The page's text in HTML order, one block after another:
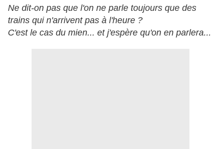
Ne dit-on pas que l'on ne parle toujours que des
trains qui n'arrivent pas à l'heure ?
C'est le cas du mien... et j'espère qu'on en parlera...